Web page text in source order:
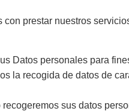
prestar nuestros
Datos personales para
la recogida de datos de
recogeremos sus datos